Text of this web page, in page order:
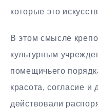
которые это
В этом смысле
культурным
помещичьего
красота, согласие и
действовали